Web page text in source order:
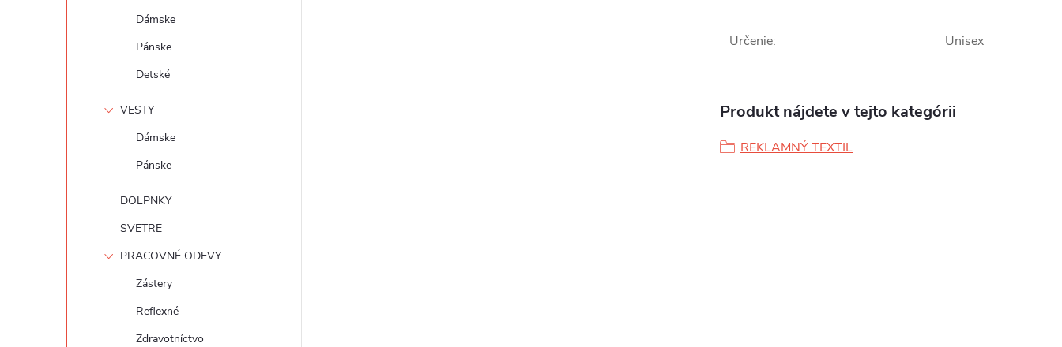
Dámske
Pánske
Detské
VESTY
Dámske
Pánske
DOLPNKY
SVETRE
PRACOVNÉ ODEVY
Zástery
Reflexné
Zdravotníctvo
Určenie: Unisex
Produkt nájdete v tejto kategórii
REKLAMNÝ TEXTIL